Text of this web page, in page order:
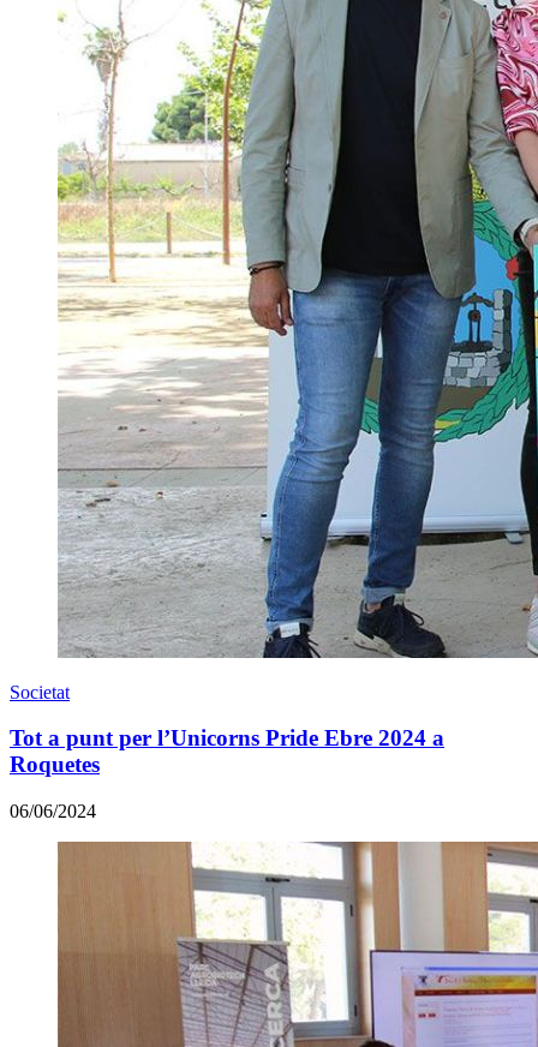
Societat
Tot a punt per l’Unicorns Pride Ebre 2024 a
Roquetes
06/06/2024